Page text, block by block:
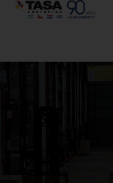
info@tasalogistica.com